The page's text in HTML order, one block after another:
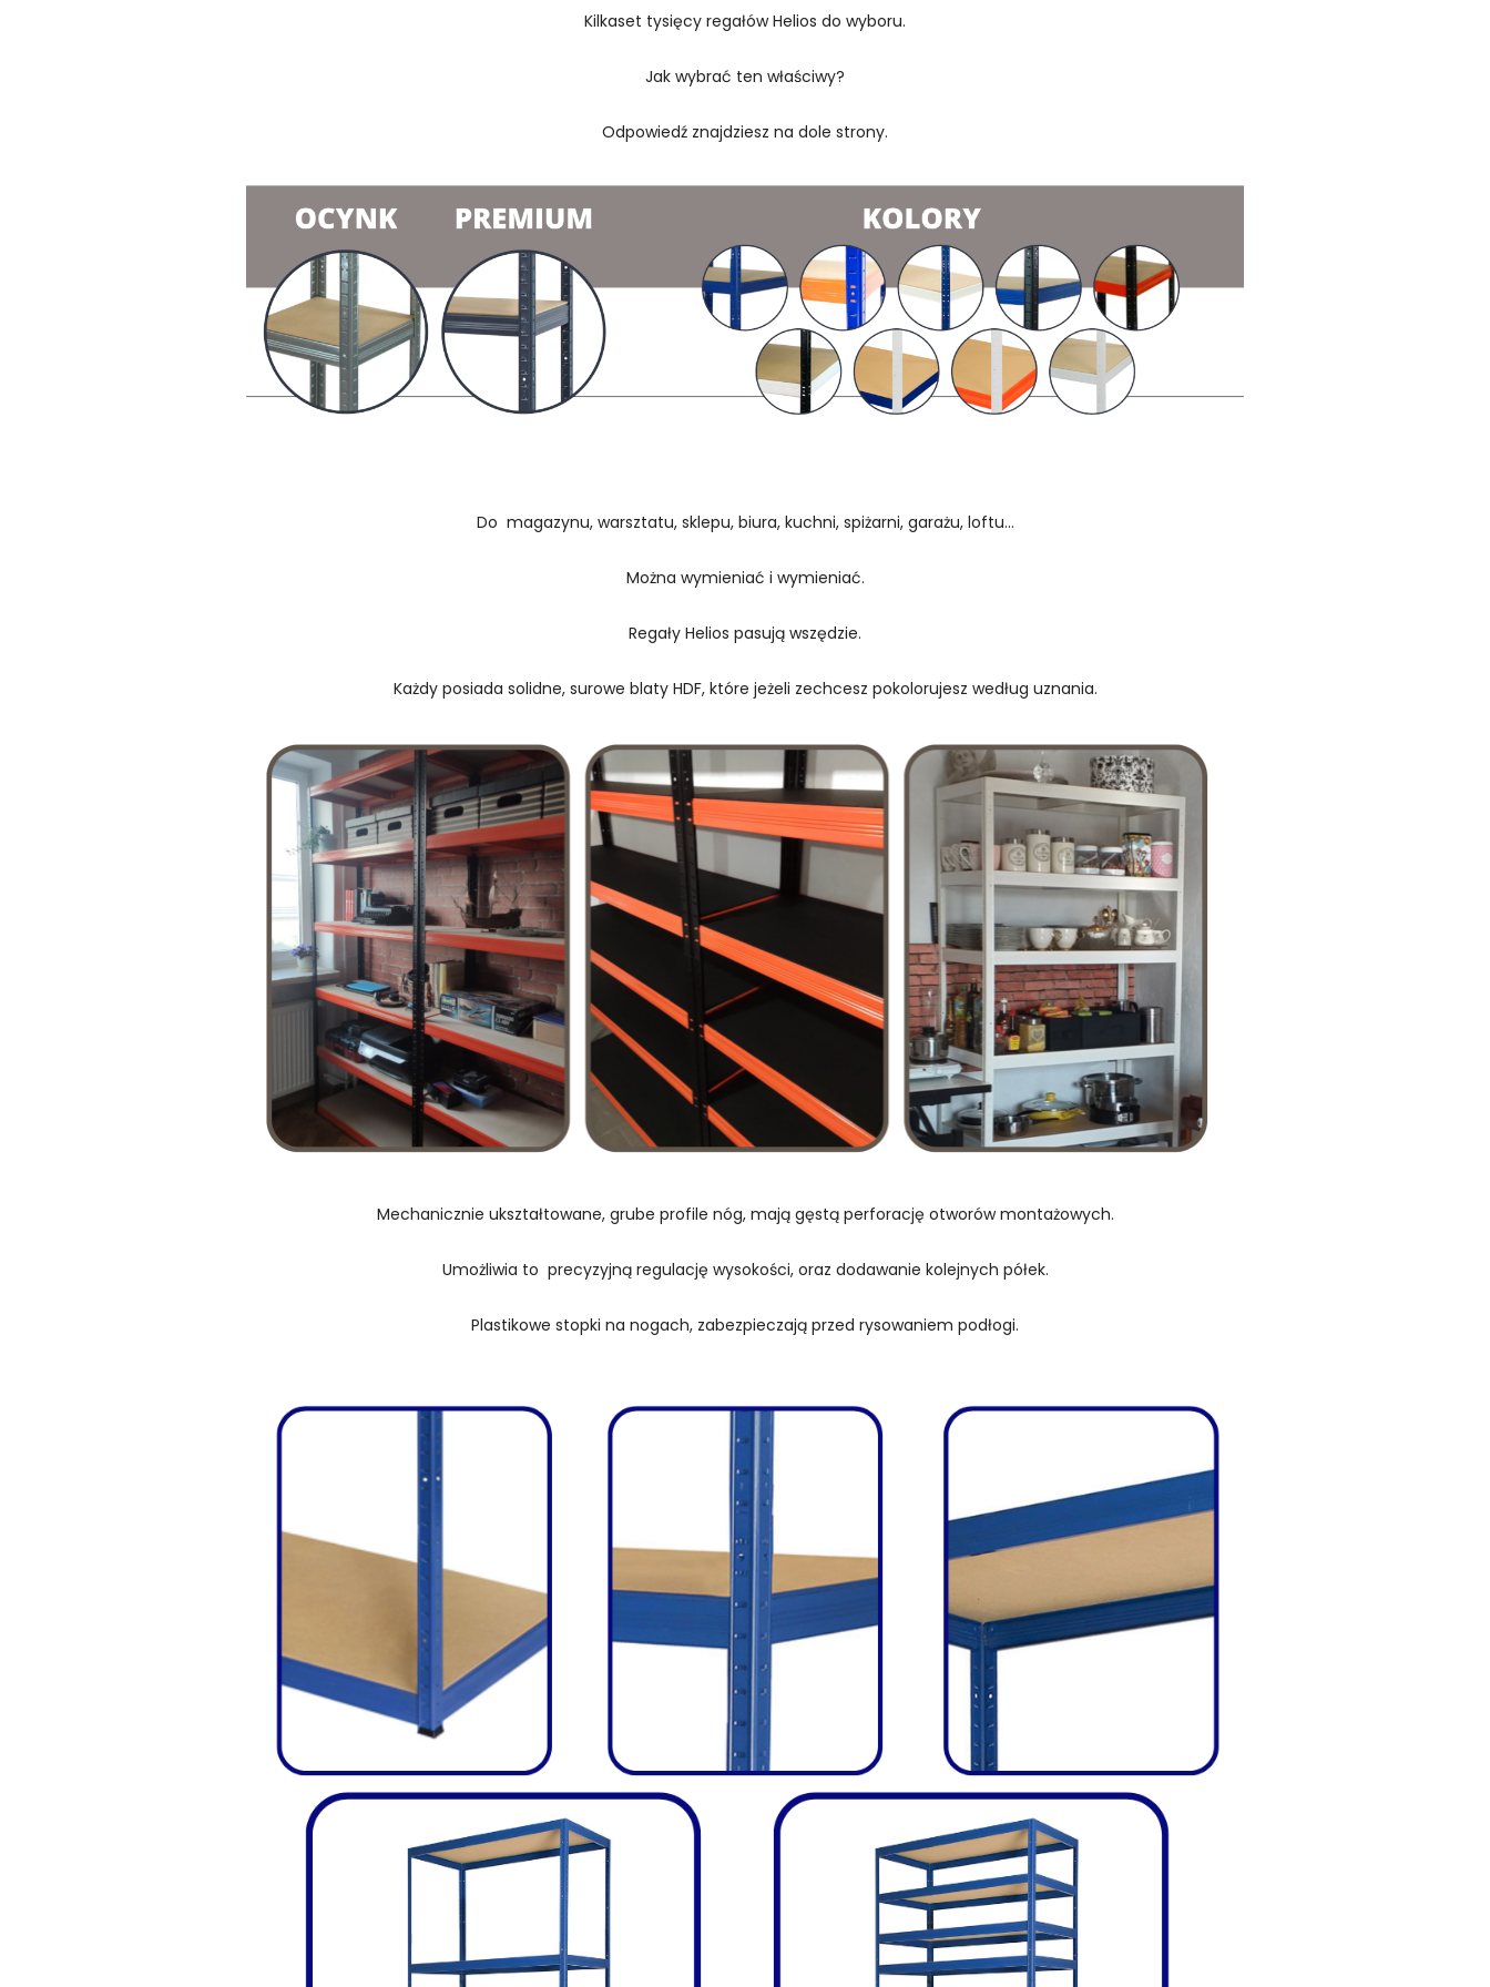
Kilkaset tysięcy regałów Helios do wyboru.
Jak wybrać ten właściwy?
Odpowiedź znajdziesz na dole strony.
Do magazynu, warsztatu, sklepu, biura, kuchni, spiżarni, garażu, loftu...
Można wymieniać i wymieniać.
Regały Helios pasują wszędzie.
Każdy posiada solidne, surowe blaty HDF, które jeżeli zechcesz pokolorujesz według uznania.
Mechanicznie ukształtowane, grube profile nóg, mają gęstą perforację otworów montażowych.
Umożliwia to precyzyjną regulację wysokości, oraz dodawanie kolejnych półek.
Plastikowe stopki na nogach, zabezpieczają przed rysowaniem podłogi.